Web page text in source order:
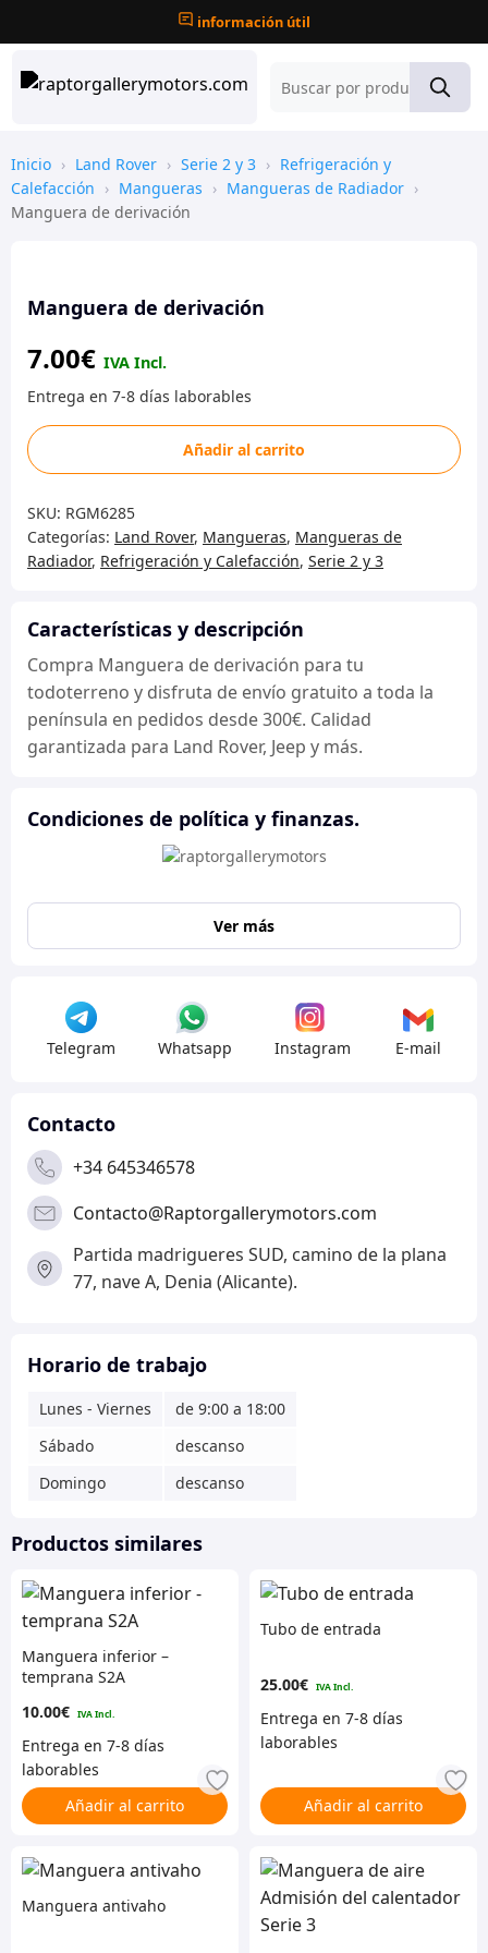
información útil
Inicio › Land Rover › Serie 2 y 3 › Refrigeración y
Calefacción › Mangueras › Mangueras de Radiador ›
Manguera de derivación
Manguera de derivación
7.00€
Manguera
de
cantidad
Añadir al carrito
SKU: RGM6285
Categorías: Land Rover, Mangueras, Mangueras de
Radiador, Refrigeración y Calefacción, Serie 2 y 3
Características y descripción
Compra Manguera de derivación para tu
todoterreno y disfruta de envío gratuito a toda la
península en pedidos desde 300€. Calidad
garantizada para Land Rover, Jeep y más.
Condiciones de política y finanzas.
Ver más
Telegram Whatsapp Instagram E-mail
Contacto
+34 645346578
Contacto@Raptorgallerymotors.com
Partida madrigueres SUD, camino de la plana
77, nave A, Denia (Alicante).
Horario de trabajo
Lunes - Viernes
de 9:00 a 18:00
Sábado
descanso
Domingo
descanso
Productos similares
Manguera inferior –
temprana S2A
10.00€
Añadir al carrito
Tubo de entrada
25.00€
Añadir al carrito
Manguera antivaho